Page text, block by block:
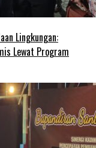
Lingkungan:
Lewat Program